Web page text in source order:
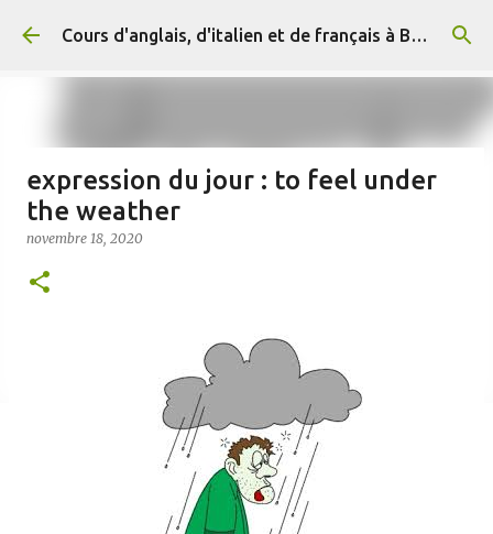
Accéder au contenu principal Cours d'anglais, d'italien et de français à Briançon et en ligne (+ 33) 06 29 15 20 83
expression du jour : to feel under
the weather
novembre 18, 2020